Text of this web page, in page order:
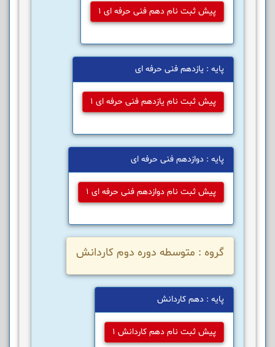
پیش ثبت نام دهم فنی حرفه ای 1
پایه : یازدهم فنی حرفه ای
پیش ثبت نام یازدهم فنی حرفه ای 1
پایه : دوازدهم فنی حرفه ای
پیش ثبت نام دوازدهم فنی حرفه ای 1
گروه : متوسطه دوره دوم کاردانش
پایه : دهم کاردانش
پیش ثبت نام دهم کاردانش 1